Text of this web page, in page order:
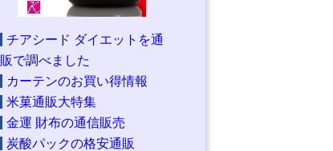
チアシード ダイエットを通
販で調べました
カーテンのお買い得情報
米菓通販大特集
金運 財布の通信販売
炭酸パックの格安通販